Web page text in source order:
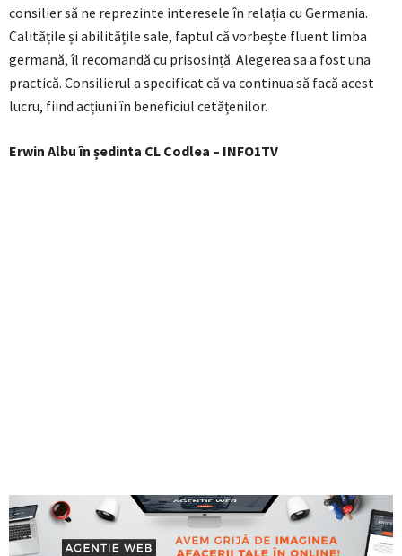
consilier să ne reprezinte interesele în relația cu Germania.
Calitățile și abilitățile sale, faptul că vorbește fluent limba
germană, îl recomandă cu prisosință. Alegerea sa a fost una
practică. Consilierul a specificat că va continua să facă acest
lucru, fiind acțiuni în beneficiul cetățenilor.
Erwin Albu în ședinta CL Codlea – INFO1TV